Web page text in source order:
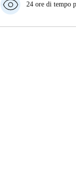
con breve
B) ti rimborseremo
24 ore di tempo